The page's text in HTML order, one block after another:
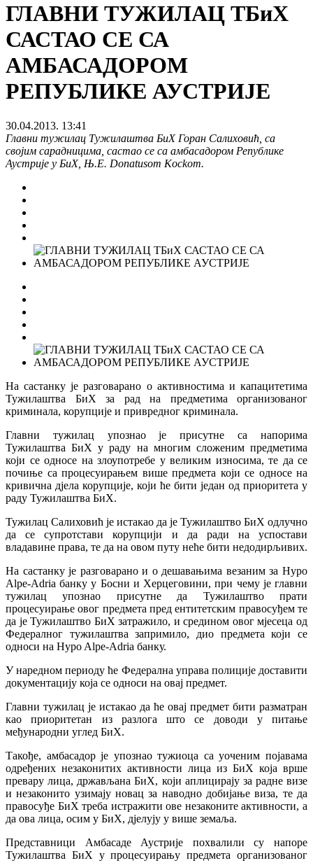
ГЛАВНИ ТУЖИЛАЦ ТБиХ
САСТАО СЕ СА
АМБАСАДОРОМ
РЕПУБЛИКЕ АУСТРИЈЕ
30.04.2013. 13:41
Главни тужилац Тужилаштва БиХ Горан Салиховић, са
својим сарадницима, састао се са амбасадором Републике
Аустрије у БиХ, Њ.Е. Donatusom Kockom.
На састанку је разговарано о активностима и капацитетима
Тужилаштва БиХ за рад на предметима организованог
криминала, корупције и привредног криминала.
Главни тужилац упознао је присутне са напорима
Тужилаштва БиХ у раду на многим сложеним предметима
који се односе на злоупотребе у великим износима, те да се
почиње са процесуирањем више предмета који се односе на
кривична дјела корупције, који ће бити један од приоритета у
раду Тужилаштва БиХ.
Тужилац Салиховић је истакао да је Тужилаштво БиХ одлучно
да се супротстави корупцији и да ради на успостави
владавине права, те да на овом путу неће бити недодирљивих.
На састанку је разговарано и о дешавањима везаним за Hypo
Alpe-Adria банку у Босни и Херцеговини, при чему је главни
тужилац упознао присутне да Тужилаштво прати
процесуирање овог предмета пред ентитетским правосуђем те
да је Тужилаштво БиХ затражило, и средином овог мјесеца од
Федералног тужилаштва запримило, дио предмета који се
односи на Hypo Alpe-Adria банку.
У наредном периоду ће Федерална управа полиције доставити
документацију која се односи на овај предмет.
Главни тужилац је истакао да ће овај предмет бити разматран
као приоритетан из разлога што се доводи у питање
међународни углед БиХ.
Такође, амбасадор је упознао тужиоца са уоченим појавама
одређених незаконитих активности лица из БиХ која врше
превару лица, држављана БиХ, који аплицирају за радне визе
и незаконито узимају новац за наводно добијање виза, те да
правосуђе БиХ треба истражити ове незаконите активности, а
да ова лица, осим у БиХ, дјелују у више земаља.
Представници Амбасаде Аустрије похвалили су напоре
Тужилаштва БиХ у процесуирању предмета организованог